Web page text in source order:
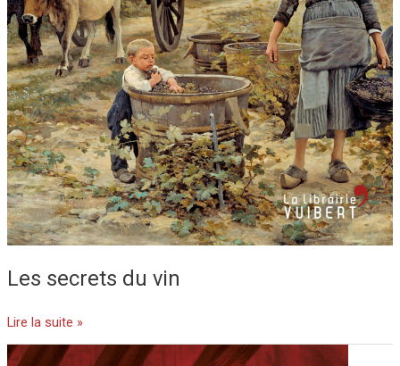
Les secrets du vin
Lire la suite »
Violences